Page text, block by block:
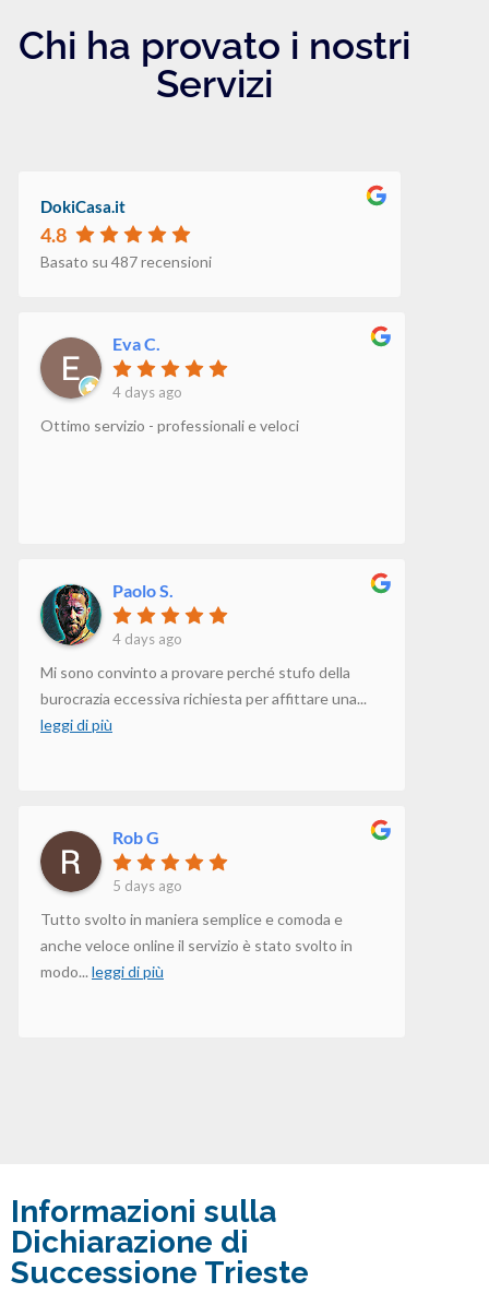
Chi ha provato i nostri
Servizi
DokiCasa.it
4.8
Basato su 487 recensioni
Eva C.
4 days ago
Ottimo servizio - professionali e veloci
Paolo S.
4 days ago
Mi sono convinto a provare perché stufo della
burocrazia eccessiva richiesta per affittare una...
leggi di più
Rob G
5 days ago
Tutto svolto in maniera semplice e comoda e
anche veloce online il servizio è stato svolto in
modo... leggi di più
Informazioni sulla
Dichiarazione di
Successione Trieste